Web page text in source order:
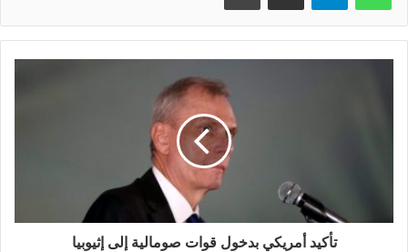
تأكيد أمريكي بدخول قوات صومالية إلى إثيوبيا